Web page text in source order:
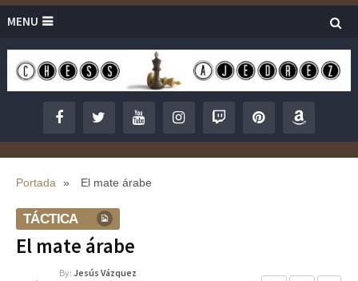
MENU
Portada » El mate árabe
TÁCTICA
El mate árabe
By: Jesús Vázquez